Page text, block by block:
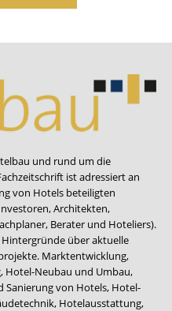
und rund um die
ist adressiert an
von Hotels beteiligten
Architekten,
Berater und Hoteliers).
über aktuelle
Marktentwicklung,
Hotel-Neubau und Umbau,
Sanierung von Hotels, Hotel-
Hotelausstattung,